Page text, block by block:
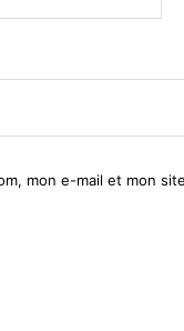
mon e-mail et mon